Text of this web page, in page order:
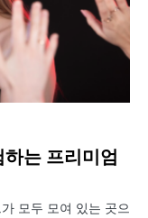
는 프리미엄
모두 모여 있는 곳으